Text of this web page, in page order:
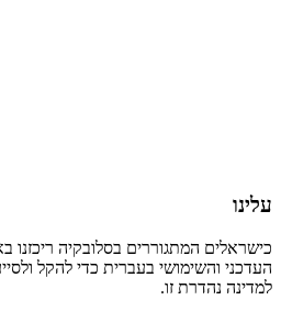
עלינו
כישראלים המתגוררים בסלובקיה ריכזנו
העדכני והשימושי בעברית כדי להקל
למדינה נהדרת זו.